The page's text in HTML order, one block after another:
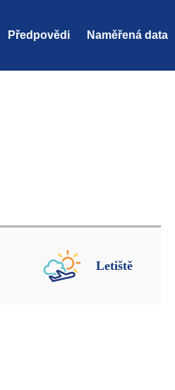
Předpovědi Naměřená data
Letiště